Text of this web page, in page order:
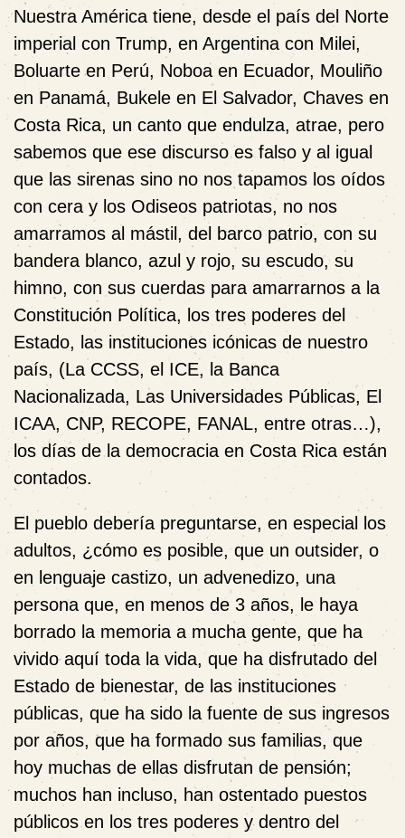
Nuestra América tiene, desde el país del Norte
imperial con Trump, en Argentina con Milei,
Boluarte en Perú, Noboa en Ecuador, Mouliño
en Panamá, Bukele en El Salvador, Chaves en
Costa Rica, un canto que endulza, atrae, pero
sabemos que ese discurso es falso y al igual
que las sirenas sino no nos tapamos los oídos
con cera y los Odiseos patriotas, no nos
amarramos al mástil, del barco patrio, con su
bandera blanco, azul y rojo, su escudo, su
himno, con sus cuerdas para amarrarnos a la
Constitución Política, los tres poderes del
Estado, las instituciones icónicas de nuestro
país, (La CCSS, el ICE, la Banca
Nacionalizada, Las Universidades Públicas, El
ICAA, CNP, RECOPE, FANAL, entre otras…),
los días de la democracia en Costa Rica están
contados.
El pueblo debería preguntarse, en especial los
adultos, ¿cómo es posible, que un outsider, o
en lenguaje castizo, un advenedizo, una
persona que, en menos de 3 años, le haya
borrado la memoria a mucha gente, que ha
vivido aquí toda la vida, que ha disfrutado del
Estado de bienestar, de las instituciones
públicas, que ha sido la fuente de sus ingresos
por años, que ha formado sus familias, que
hoy muchas de ellas disfrutan de pensión;
muchos han incluso, han ostentado puestos
públicos en los tres poderes y dentro del